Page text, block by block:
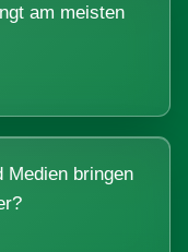
am meisten
Medien bringen